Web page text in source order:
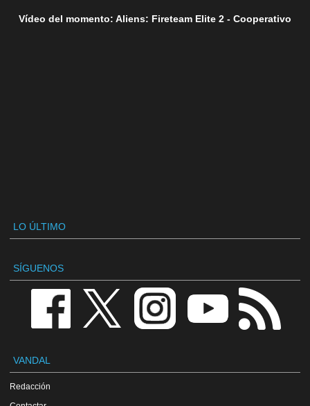
Vídeo del momento: Aliens: Fireteam Elite 2 - Cooperativo
LO ÚLTIMO
SÍGUENOS
VANDAL
Redacción